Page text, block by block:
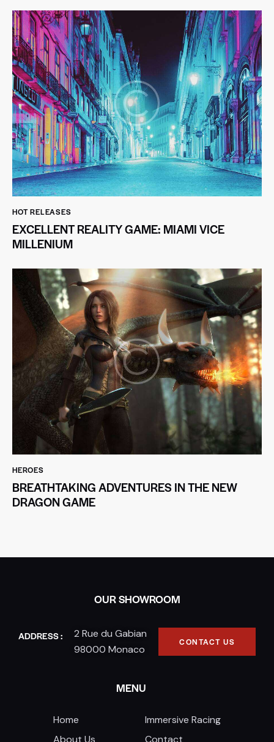
HOT RELEASES
EXCELLENT REALITY GAME: MIAMI VICE
MILLENIUM
HEROES
BREATHTAKING ADVENTURES IN THE NEW
DRAGON GAME
OUR SHOWROOM
ADDRESS :
2 Rue du Gabian
98000 Monaco
CONTACT US
MENU
Home
Immersive Racing